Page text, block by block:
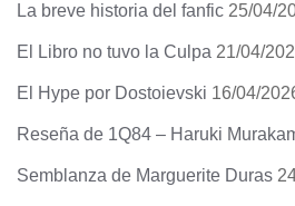
La breve historia del fanfic 25/04/
El Libro no tuvo la Culpa 21/04/
El Hype por Dostoievski 16/04/
Reseña de 1Q84 – Haruki
Semblanza de Marguerite Duras